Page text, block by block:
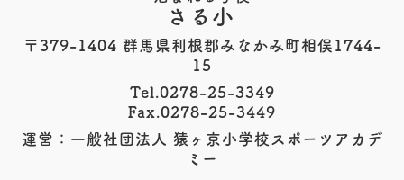
さる小
〒379-1404 群馬県利根郡みなかみ町相俣1744-
15
Tel.0278-25-3349
Fax.0278-25-3449
運営：一般社団法人 猿ヶ京小学校スポーツアカデ
ミー